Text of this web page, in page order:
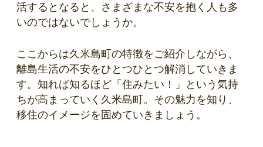
活するとなると、さまざまな不安を抱く人も多
いのではないでしょうか。
ここからは久米島町の特徴をご紹介しながら、
離島生活の不安をひとつひとつ解消していきま
す。知れば知るほど「住みたい！」という気持
ちが高まっていく久米島町。その魅力を知り、
移住のイメージを固めていきましょう。